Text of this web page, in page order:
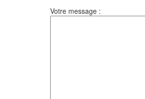
Votre message :